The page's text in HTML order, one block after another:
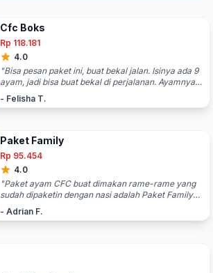
Cfc Boks
Rp 118.181
4.0
"Bisa pesan paket ini, buat bekal jalan. Isinya ada 9
ayam, jadi bisa buat bekal di perjalanan. Ayamnya
garing banget karena baru digoreng. Memang,
nunggunya agak lama, sekitar 1/2 jam. Tapi,
- Felisha T.
Paket Family
Rp 95.454
4.0
"Paket ayam CFC buat dimakan rame-rame yang
sudah dipaketin dengan nasi adalah Paket Family
CFC yang berisi 5 potong ayam + 3 nasi + 3
minuman seharga 105 rebu. Bisa buat makan ber-3
- Adrian F.